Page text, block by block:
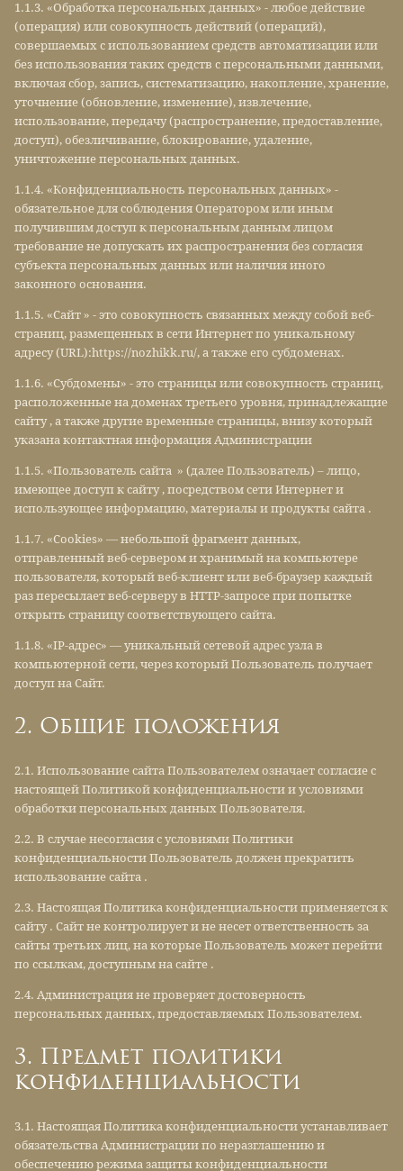
1.1.3. «Обработка персональных данных» - любое действие
(операция) или совокупность действий (операций),
совершаемых с использованием средств автоматизации или
без использования таких средств с персональными данными,
включая сбор, запись, систематизацию, накопление, хранение,
уточнение (обновление, изменение), извлечение,
использование, передачу (распространение, предоставление,
доступ), обезличивание, блокирование, удаление,
уничтожение персональных данных.
1.1.4. «Конфиденциальность персональных данных» -
обязательное для соблюдения Оператором или иным
получившим доступ к персональным данным лицом
требование не допускать их распространения без согласия
субъекта персональных данных или наличия иного
законного основания.
1.1.5. «Сайт » - это совокупность связанных между собой веб-
страниц, размещенных в сети Интернет по уникальному
адресу (URL):https://nozhikk.ru/, а также его субдоменах.
1.1.6. «Субдомены» - это страницы или совокупность страниц,
расположенные на доменах третьего уровня, принадлежащие
сайту , а также другие временные страницы, внизу который
указана контактная информация Администрации
1.1.5. «Пользователь сайта » (далее Пользователь) – лицо,
имеющее доступ к сайту , посредством сети Интернет и
использующее информацию, материалы и продукты сайта .
1.1.7. «Cookies» — небольшой фрагмент данных,
отправленный веб-сервером и хранимый на компьютере
пользователя, который веб-клиент или веб-браузер каждый
раз пересылает веб-серверу в HTTP-запросе при попытке
открыть страницу соответствующего сайта.
1.1.8. «IP-адрес» — уникальный сетевой адрес узла в
компьютерной сети, через который Пользователь получает
доступ на Сайт.
2. Общие положения
2.1. Использование сайта Пользователем означает согласие с
настоящей Политикой конфиденциальности и условиями
обработки персональных данных Пользователя.
2.2. В случае несогласия с условиями Политики
конфиденциальности Пользователь должен прекратить
использование сайта .
2.3. Настоящая Политика конфиденциальности применяется к
сайту . Сайт не контролирует и не несет ответственность за
сайты третьих лиц, на которые Пользователь может перейти
по ссылкам, доступным на сайте .
2.4. Администрация не проверяет достоверность
персональных данных, предоставляемых Пользователем.
3. Предмет политики
конфиденциальности
3.1. Настоящая Политика конфиденциальности устанавливает
обязательства Администрации по неразглашению и
обеспечению режима защиты конфиденциальности